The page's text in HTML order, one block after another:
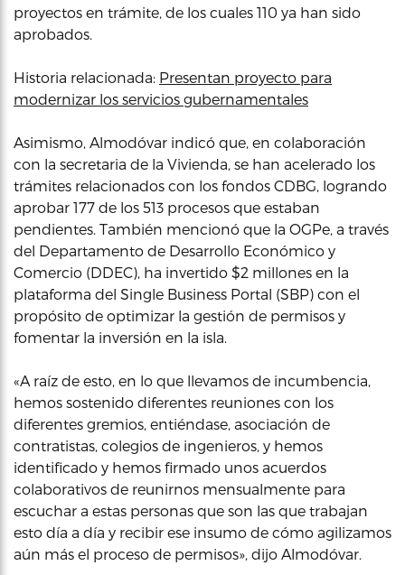
proyectos en trámite, de los cuales 110 ya han sido
aprobados.
Historia relacionada: Presentan proyecto para
modernizar los servicios gubernamentales
Asimismo, Almodóvar indicó que, en colaboración
con la secretaria de la Vivienda, se han acelerado los
trámites relacionados con los fondos CDBG, logrando
aprobar 177 de los 513 procesos que estaban
pendientes. También mencionó que la OGPe, a través
del Departamento de Desarrollo Económico y
Comercio (DDEC), ha invertido $2 millones en la
plataforma del Single Business Portal (SBP) con el
propósito de optimizar la gestión de permisos y
fomentar la inversión en la isla.
«A raíz de esto, en lo que llevamos de incumbencia,
hemos sostenido diferentes reuniones con los
diferentes gremios, entiéndase, asociación de
contratistas, colegios de ingenieros, y hemos
identificado y hemos firmado unos acuerdos
colaborativos de reunirnos mensualmente para
escuchar a estas personas que son las que trabajan
esto día a día y recibir ese insumo de cómo agilizamos
aún más el proceso de permisos», dijo Almodóvar.